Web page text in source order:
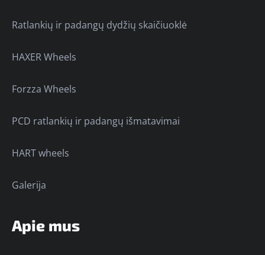
Ratlankių ir padangų dydžių skaičiuoklė
HAXER Wheels
Forzza Wheels
PCD ratlankių ir padangų išmatavimai
HART wheels
Galerija
Apie mus